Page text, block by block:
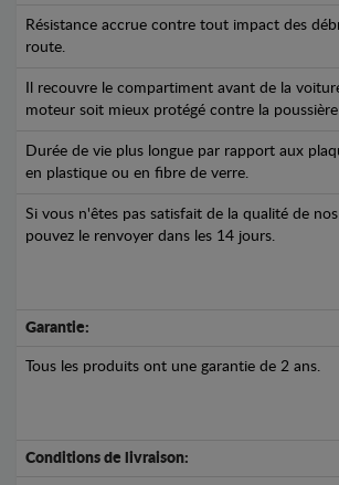
Résistance accrue contre tout impact des
route.
Il recouvre le compartiment avant de la
moteur soit mieux protégé contre la poussière
Durée de vie plus longue par rapport aux
en plastique ou en fibre de verre.
Si vous n'êtes pas satisfait de la qualité de
pouvez le renvoyer dans les 14 jours.
Garantie:
Tous les produits ont une garantie de 2 ans.
Conditions de livraison: